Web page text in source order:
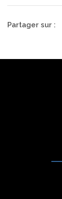
Partager sur :